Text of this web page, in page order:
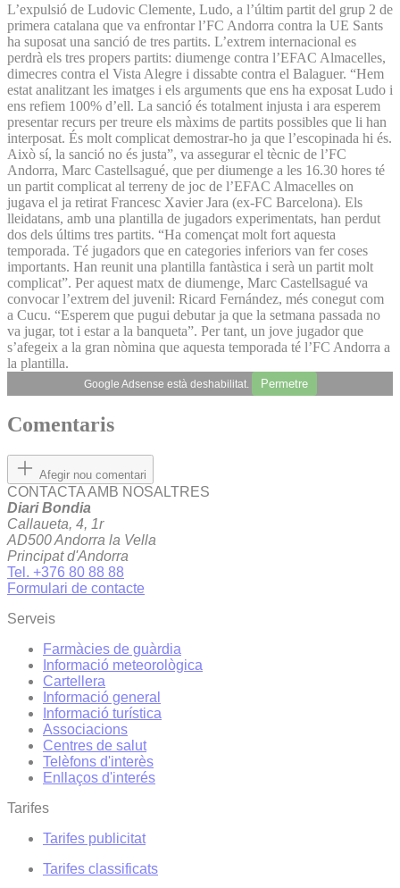
L’expulsió de Ludovic Clemente, Ludo, a l’últim partit del grup 2 de
primera catalana que va enfrontar l’FC Andorra contra la UE Sants
ha suposat una sanció de tres partits. L’extrem internacional es
perdrà els tres propers partits: diumenge contra l’EFAC Almacelles,
dimecres contra el Vista Alegre i dissabte contra el Balaguer. “Hem
estat analitzant les imatges i els arguments que ens ha exposat Ludo i
ens refiem 100% d’ell. La sanció és totalment injusta i ara esperem
presentar recurs per treure els màxims de partits possibles que li han
interposat. És molt complicat demostrar-ho ja que l’escopinada hi és.
Això sí, la sanció no és justa”, va assegurar el tècnic de l’FC
Andorra, Marc Castellsagué, que per diumenge a les 16.30 hores té
un partit complicat al terreny de joc de l’EFAC Almacelles on
jugava el ja retirat Francesc Xavier Jara (ex-FC Barcelona). Els
lleidatans, amb una plantilla de jugadors experimentats, han perdut
dos dels últims tres partits. “Ha començat molt fort aquesta
temporada. Té jugadors que en categories inferiors van fer coses
importants. Han reunit una plantilla fantàstica i serà un partit molt
complicat”. Per aquest matx de diumenge, Marc Castellsagué va
convocar l’extrem del juvenil: Ricard Fernández, més conegut com
a Cucu. “Esperem que pugui debutar ja que la setmana passada no
va jugar, tot i estar a la banqueta”. Per tant, un jove jugador que
s’afegeix a la gran nòmina que aquesta temporada té l’FC Andorra a
la plantilla.
Google Adsense està deshabilitat. Permetre
Comentaris
Afegir nou comentari
CONTACTA AMB NOSALTRES
Diari Bondia
Callaueta, 4, 1r
AD500 Andorra la Vella
Principat d'Andorra
Tel. +376 80 88 88
Formulari de contacte
Serveis
Farmàcies de guàrdia
Informació meteorològica
Cartellera
Informació general
Informació turística
Associacions
Centres de salut
Telèfons d'interès
Enllaços d'interés
Tarifes
Tarifes publicitat
Tarifes classificats